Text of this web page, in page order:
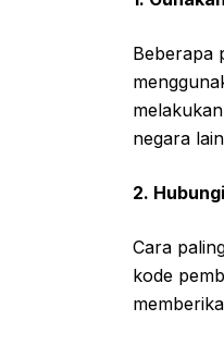
Beberapa
negara
2.
Cara
kode